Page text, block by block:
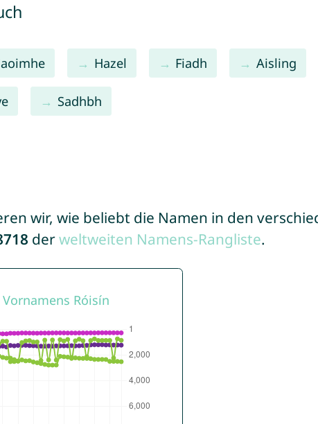
Hazel Fiadh Aisling
Sadhbh
wir, wie beliebt die Namen in den
derweltweiten Namens-Rangliste.